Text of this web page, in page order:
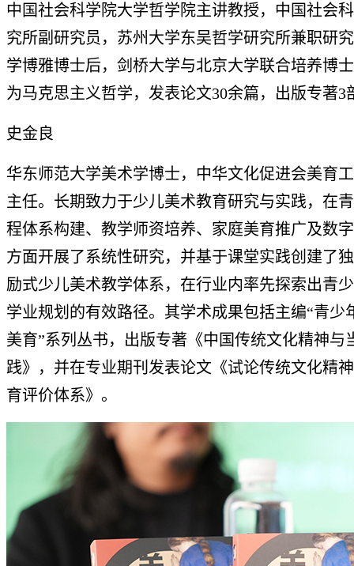
中国社会科学院大学哲学院主讲教授，中国社会
究所副研究员，苏州大学东吴哲学研究所兼职研
学博雅博士后，剑桥大学与北京大学联合培养博
为马克思主义哲学，发表论文30余篇，出版专著3
史金良
华东师范大学美术学博士，中华文化促进会美育
主任。长期致力于少儿美术教育研究与实践，在
程体系构建、教学师资培养、家庭美育推广及数
方面开展了系统性研究，并基于课堂实践创建了
励式少儿美术教学体系，在行业内率先探索出青
学业规划的有效路径。其学术成果包括主编“青少
美育”系列丛书，出版专著《中国传统文化精神与
践》，并在专业期刊发表论文《试论传统文化精
育评价体系》。